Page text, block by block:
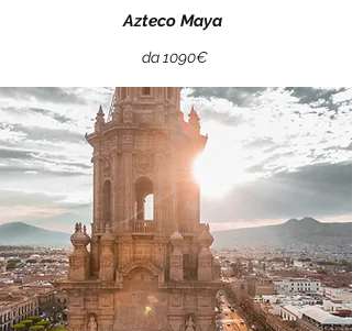
Azteco Maya
da 1090€